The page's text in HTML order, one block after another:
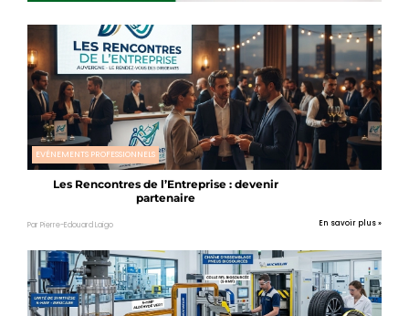
EVÉNEMENTS PROFESSIONNELS
Les Rencontres de l’Entreprise : devenir
partenaire
Par Pierre-Edouard Laigo En savoir plus »